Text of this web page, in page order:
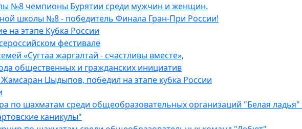
№8 чемпионы Бурятии среди мужчин и женщин.
школы №8 - победитель Финала Гран-При России!
этапе Кубка России
фестивале
«Сугтаа жаргалтай - счастливы вместе»,
общественных и гражданских инициатив
Цыдыпов, победил на этапе кубка России
по шахматам среди общеобразовательных организаций "Белая ладья"
каникулы"